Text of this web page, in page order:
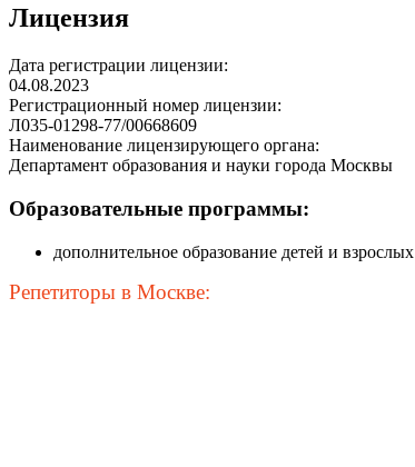
Лицензия
Дата регистрации лицензии:
04.08.2023
Регистрационный номер лицензии:
Л035-01298-77/00668609
Наименование лицензирующего органа:
Департамент образования и науки города Москвы
Образовательные программы:
дополнительное образование детей и взрослых
Репетиторы в Москве: